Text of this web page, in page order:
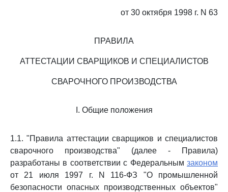
от 30 октября 1998 г. N 63
ПРАВИЛА
АТТЕСТАЦИИ СВАРЩИКОВ И СПЕЦИАЛИСТОВ
СВАРОЧНОГО ПРОИЗВОДСТВА
I. Общие положения
1.1. "Правила аттестации сварщиков и специалистов
сварочного производства" (далее - Правила)
разработаны в соответствии с Федеральным законом
от 21 июля 1997 г. N 116-ФЗ "О промышленной
безопасности опасных производственных объектов"